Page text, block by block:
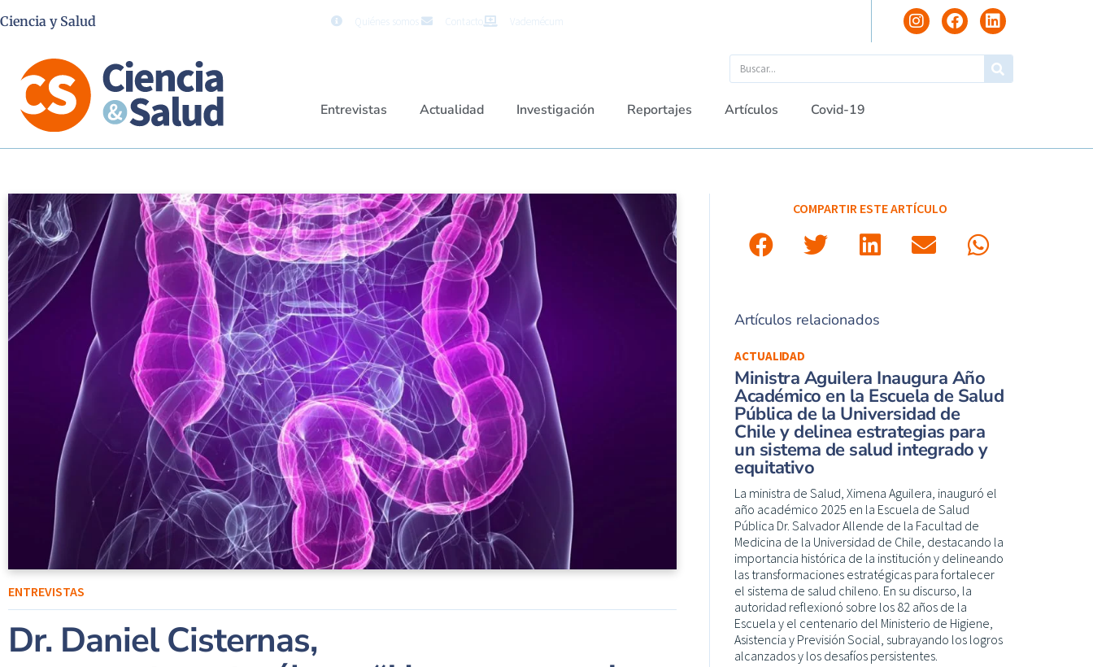
Ciencia y Salud Quiénes somos Contacto Vademécum
Entrevistas Actualidad Investigación Reportajes Artículos Covid-19
ENTREVISTAS
Dr. Daniel Cisternas,
COMPARTIR ESTE ARTÍCULO
Artículos relacionados
ACTUALIDAD
Ministra Aguilera Inaugura Año
Académico en la Escuela de Salud
Pública de la Universidad de
Chile y delinea estrategias para
un sistema de salud integrado y
equitativo
La ministra de Salud, Ximena Aguilera, inauguró el
año académico 2025 en la Escuela de Salud
Pública Dr. Salvador Allende de la Facultad de
Medicina de la Universidad de Chile, destacando la
importancia histórica de la institución y delineando
las transformaciones estratégicas para fortalecer
el sistema de salud chileno. En su discurso, la
autoridad reflexionó sobre los 82 años de la
Escuela y el centenario del Ministerio de Higiene,
Asistencia y Previsión Social, subrayando los logros
alcanzados y los desafíos persistentes.